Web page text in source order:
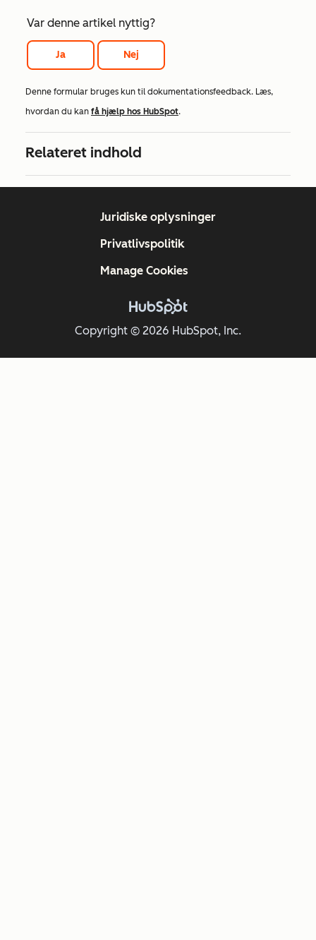
Var denne artikel nyttig?
Ja Nej
Denne formular bruges kun til dokumentationsfeedback. Læs,
hvordan du kan få hjælp hos HubSpot.
Relateret indhold
Copyright © 2026 HubSpot, Inc.
Juridiske oplysninger
Privatlivspolitik
Manage Cookies